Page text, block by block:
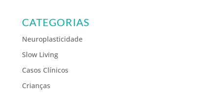
CATEGORIAS
Neuroplasticidade
Slow Living
Casos Clínicos
Crianças